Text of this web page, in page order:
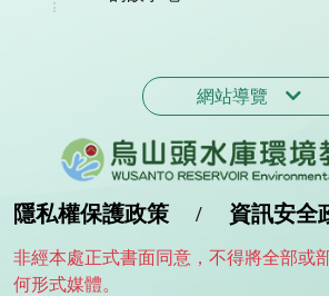
網站導覽
隱私權保護政策 / 資訊安全
非經本處正式書面同意，不得將全部或
何形式媒體。